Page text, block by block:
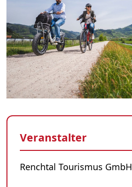
Veranstalter
Renchtal Tourismus GmbH